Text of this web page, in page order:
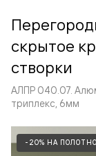
алюминиевых
со стеновыми
скрытое
створки
АЛПР 040.07.
триплекс, 6мм
-20% НА ПОЛОТНО